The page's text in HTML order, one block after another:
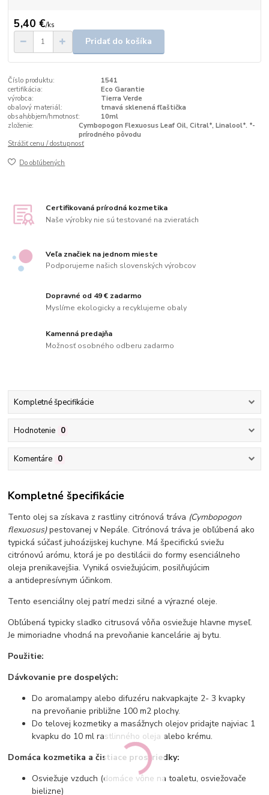
5,40 €/ks
Pridať do košíka
Číslo produktu:
1541
certifikácia:
Eco Garantie
výrobca:
Tierra Verde
obalový materiál:
tmavá sklenená fľaštička
obsah/objem/hmotnosť:
10ml
zloženie:
Cymbopogon Flexuosus Leaf Oil, Citral*, Linalool*. *-
prírodného pôvodu
Strážiť cenu / dostupnosť
Do obľúbených
Certifikovaná prírodná kozmetika
Naše výrobky nie sú testované na zvieratách
Veľa značiek na jednom mieste
Podporujeme našich slovenských výrobcov
Dopravné od 49 € zadarmo
Myslíme ekologicky a recyklujeme obaly
Kamenná predajňa
Možnosť osobného odberu zadarmo
Kompletné špecifikácie
Hodnotenie 0
Komentáre 0
Kompletné špecifikácie
Tento olej sa získava z rastliny citrónová tráva (Cymbopogon
flexuosus)pestovanej v Nepále. Citrónová tráva je obľúbená ako
typická súčasť juhoázijskej kuchyne. Má špecifickú sviežu
citrónovú arómu, ktorá je po destilácii do formy esenciálneho
oleja prenikavejšia. Vyniká osviežujúcim, posilňujúcim
a antidepresívnym účinkom.
Tento esenciálny olej patrí medzi silné a výrazné oleje.
Obľúbená typicky sladko citrusová vôňa osviežuje hlavne myseľ.
Je mimoriadne vhodná na prevoňanie kancelárie aj bytu.
Použitie:
Dávkovanie pre dospelých:
Do aromalampy alebo difuzéru nakvapkajte 2- 3 kvapky
na prevoňanie približne 100 m2 plochy.
Do telovej kozmetiky a masážnych olejov pridajte najviac 1
kvapku do 10 ml rastlinného oleja alebo krému.
Domáca kozmetika a čistiace prostriedky:
Osviežuje vzduch (domáce vône na toaletu, osviežovače
bielizne)